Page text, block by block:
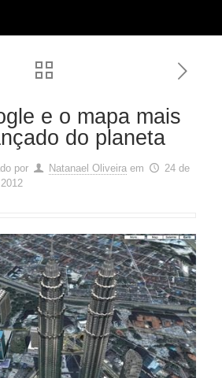
e o mapa mais
do planeta
por Natanael Oliveira em
24 de